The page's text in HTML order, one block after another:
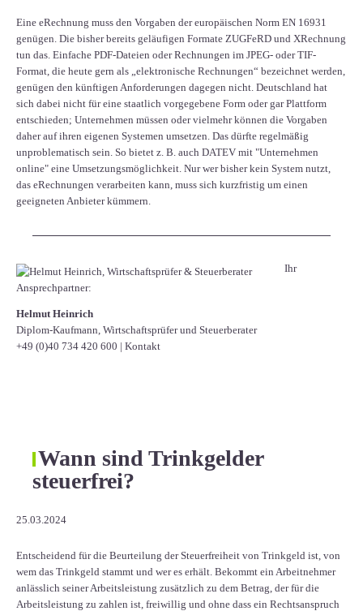
Eine eRechnung muss den Vorgaben der europäischen Norm EN 16931
genügen. Die bisher bereits geläufigen Formate ZUGFeRD und XRechnung
tun das. Einfache PDF-Dateien oder Rechnungen im JPEG- oder TIF-
Format, die heute gern als „elektronische Rechnungen“ bezeichnet werden,
genügen den künftigen Anforderungen dagegen nicht. Deutschland hat
sich dabei nicht für eine staatlich vorgegebene Form oder gar Plattform
entschieden; Unternehmen müssen oder vielmehr können die Vorgaben
daher auf ihren eigenen Systemen umsetzen. Das dürfte regelmäßig
unproblematisch sein. So bietet z. B. auch DATEV mit "Unternehmen
online" eine Umsetzungsmöglichkeit. Nur wer bisher kein System nutzt,
das eRechnungen verarbeiten kann, muss sich kurzfristig um einen
geeigneten Anbieter kümmern.
Ihr
Ansprechpartner:
Helmut Heinrich
Diplom-Kaufmann, Wirtschaftsprüfer ​und Steuerberater
+49 (0)40 734 420 600 | Kontakt
Wann sind Trinkgelder
steuerfrei?
25.03.2024
Entscheidend für die Beurteilung der Steuerfreiheit von Trinkgeld ist, von
wem das Trinkgeld stammt und wer es erhält. Bekommt ein Arbeitnehmer
anlässlich seiner Arbeitsleistung zusätzlich zu dem Betrag, der für die
Arbeitsleistung zu zahlen ist, freiwillig und ohne dass ein Rechtsanspruch